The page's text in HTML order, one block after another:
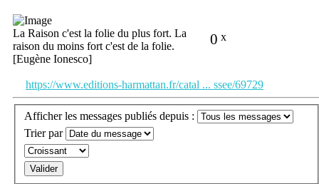
0 x
La Raison c'est la folie du plus fort. La
raison du moins fort c'est de la folie.
[Eugène Ionesco]
https://www.editions-harmattan.fr/catal ... ssee/69729
Afficher les messages publiés depuis :
Trier par